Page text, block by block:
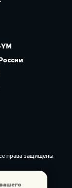
права защищены